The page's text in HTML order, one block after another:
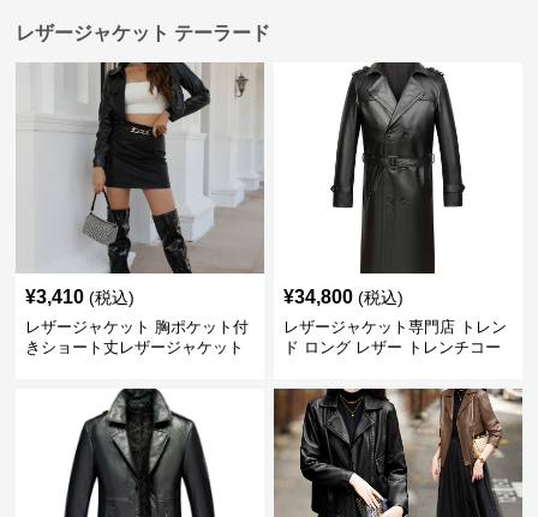
レザージャケット テーラード
¥3,410 (税込)
レザージャケット 胸ポケット付
きショート丈レザージャケット
¥34,800 (税込)
レザージャケット専門店 トレン
ド ロング レザー トレンチコー